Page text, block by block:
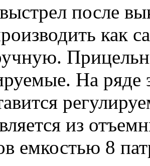
после
как
На
из
емкостью 8